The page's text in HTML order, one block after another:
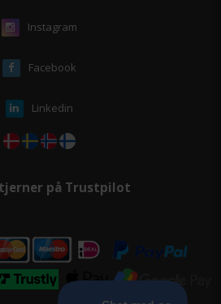
Instagram
Facebook
Linkedin
på Trustpilot